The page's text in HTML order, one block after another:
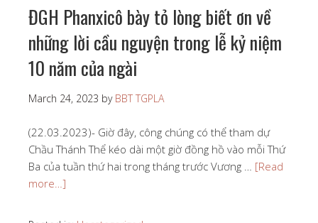
ĐGH Phanxicô bày tỏ lòng biết ơn về
những lời cầu nguyện trong lễ kỷ niệm
10 năm của ngài
March 24, 2023 by BBT TGPLA
(22.03.2023)- Giờ đây, công chúng có thể tham dự
Chầu Thánh Thể kéo dài một giờ đồng hồ vào mỗi Thứ
Ba của tuần thứ hai trong tháng trước Vương … [Read
more…]